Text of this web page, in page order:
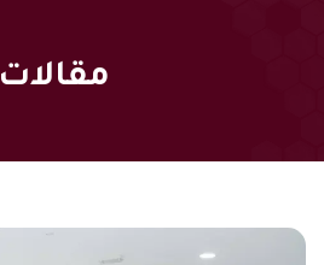
مقالات